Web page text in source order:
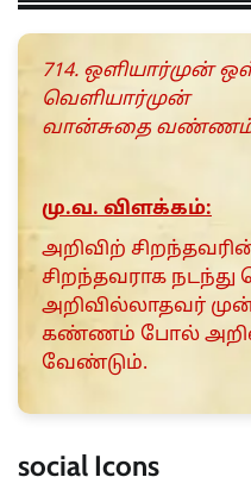
714. ஒளியார்முன்
வெளியார்முன்
வான்சுதை
மு.வ. விளக்கம்:
அறிவிற்
சிறந்தவராக
அறிவில்லாதவர்
கண்ணம் போல்
வேண்டும்.
social Icons